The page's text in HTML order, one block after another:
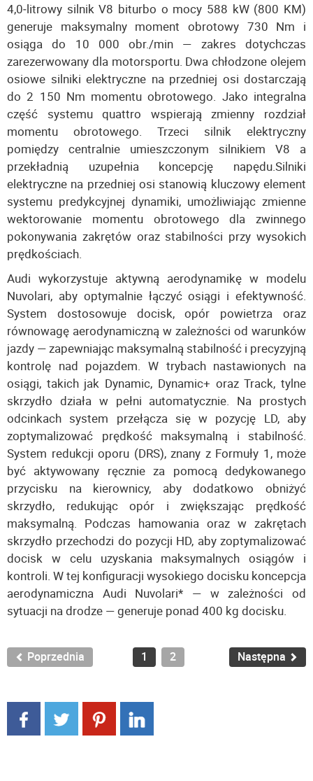
4,0‑litrowy silnik V8 biturbo o mocy 588 kW (800 KM)
generuje maksymalny moment obrotowy 730 Nm i
osiąga do 10 000 obr./min — zakres dotychczas
zarezerwowany dla motorsportu. Dwa chłodzone olejem
osiowe silniki elektryczne na przedniej osi dostarczają
do 2 150 Nm momentu obrotowego. Jako integralna
część systemu quattro wspierają zmienny rozdział
momentu obrotowego. Trzeci silnik elektryczny
pomiędzy centralnie umieszczonym silnikiem V8 a
przekładnią uzupełnia koncepcję napędu.Silniki
elektryczne na przedniej osi stanowią kluczowy element
systemu predykcyjnej dynamiki, umożliwiając zmienne
wektorowanie momentu obrotowego dla zwinnego
pokonywania zakrętów oraz stabilności przy wysokich
prędkościach.
Audi wykorzystuje aktywną aerodynamikę w modelu
Nuvolari, aby optymalnie łączyć osiągi i efektywność.
System dostosowuje docisk, opór powietrza oraz
równowagę aerodynamiczną w zależności od warunków
jazdy — zapewniając maksymalną stabilność i precyzyjną
kontrolę nad pojazdem. W trybach nastawionych na
osiągi, takich jak Dynamic, Dynamic+ oraz Track, tylne
skrzydło działa w pełni automatycznie. Na prostych
odcinkach system przełącza się w pozycję LD, aby
zoptymalizować prędkość maksymalną i stabilność.
System redukcji oporu (DRS), znany z Formuły 1, może
być aktywowany ręcznie za pomocą dedykowanego
przycisku na kierownicy, aby dodatkowo obniżyć
skrzydło, redukując opór i zwiększając prędkość
maksymalną. Podczas hamowania oraz w zakrętach
skrzydło przechodzi do pozycji HD, aby zoptymalizować
docisk w celu uzyskania maksymalnych osiągów i
kontroli. W tej konfiguracji wysokiego docisku koncepcja
aerodynamiczna Audi Nuvolari* — w zależności od
sytuacji na drodze — generuje ponad 400 kg docisku.
Poprzednia 1 2 Następna